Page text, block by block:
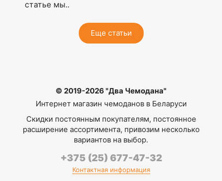
статье мы..
Еще статьи
© 2019-2026 "Два Чемодана"
Интернет магазин чемоданов в Беларуси
Скидки постоянным покупателям, постоянное
расширение ассортимента, привозим несколько
вариантов на выбор.
+375 (25) 677-47-32
Контактная информация